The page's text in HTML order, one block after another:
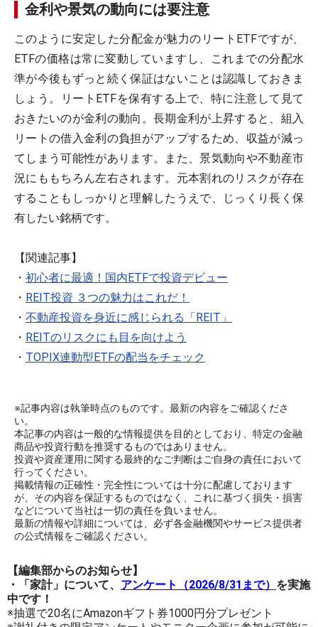
金利や景気の動向には要注意
このように安定した分配金が魅力のリートETFですが、
ETFの価格は常に変動していますし、これまでの分配水
準が今後もずっと続く保証はないことは認識しておきま
しょう。リートETFを保有する上で、特に注意して見て
おきたいのが金利の動向。長期金利が上昇すると、組入
リートの借入金利の負担がアップするため、収益が減っ
てしまう可能性があります。また、景気動向や不動産市
況にももちろん左右されます。元本割れのリスクが存在
することもしっかりと理解したうえで、じっくり長く保
有したい銘柄です。
【関連記事】
・ 初心者に最適！国内ETFで投資デビュー
・ REIT投資 ３つの魅力はこれだ！
・ 不動産投資を身近に感じられる「REIT」
・ REITのリスクにも目を向けよう
・ TOPIX連動型ETFの配当をチェック
※記事内容は執筆時点のものです。最新の内容をご確認くださ
い。
本記事の内容は一般的な情報提供を目的としており、特定の金融
商品や投資行動を推奨するものではありません。
投資や資産運用に関する最終的なご判断はご自身の責任において
行ってください。
掲載情報の正確性・完全性については十分に配慮しております
が、その内容を保証するものではなく、これに基づく損失・損害
などについて当社は一切の責任を負いません。
最新の情報や詳細については、必ず各金融機関やサービス提供者
の公式情報をご確認ください。
【編集部からのお知らせ】
・「家計」について、 アンケート（2026/8/31まで） を実施
中です！
※抽選で20名にAmazonギフト券1000円分プレゼント